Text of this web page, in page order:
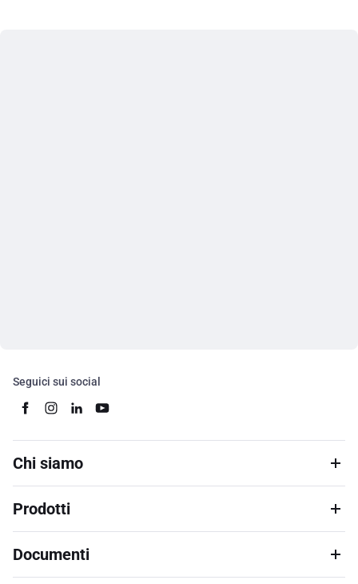
Seguici sui social
Chi siamo
Prodotti
Documenti